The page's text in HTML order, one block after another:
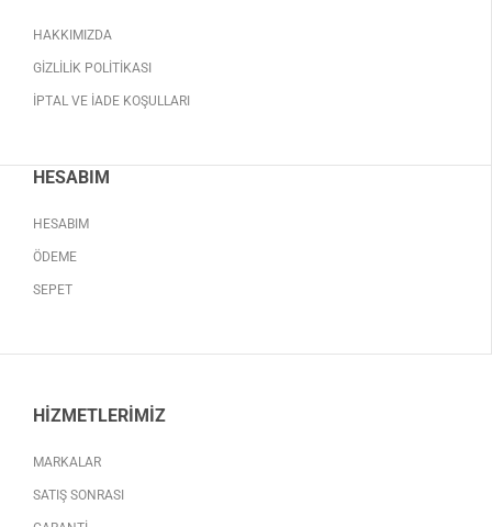
HAKKIMIZDA
GIZLILIK POLITIKASI
İPTAL VE İADE KOŞULLARI
HESABIM
HESABIM
ÖDEME
SEPET
HIZMETLERIMIZ
MARKALAR
SATIŞ SONRASI